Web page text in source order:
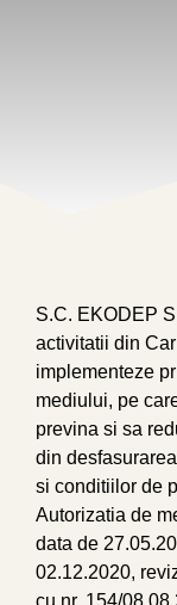
S.C. EKODEP
activitatii din
implementeze
mediului, pe
previna si sa
din
si conditiilor de
Autorizatia de
data de
02.12.2020,